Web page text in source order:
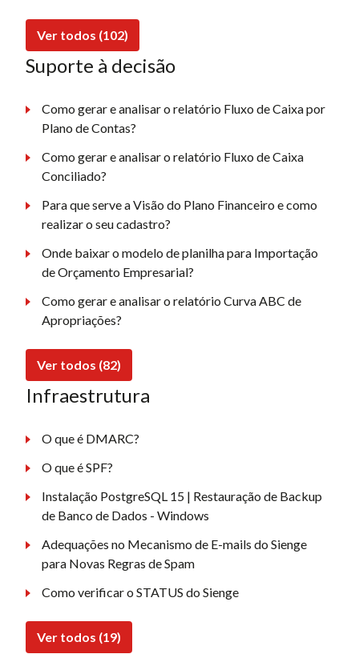
Ver todos (102)
Suporte à decisão
Como gerar e analisar o relatório Fluxo de Caixa por
Plano de Contas?
Como gerar e analisar o relatório Fluxo de Caixa
Conciliado?
Para que serve a Visão do Plano Financeiro e como
realizar o seu cadastro?
Onde baixar o modelo de planilha para Importação
de Orçamento Empresarial?
Como gerar e analisar o relatório Curva ABC de
Apropriações?
Ver todos (82)
Infraestrutura
O que é DMARC?
O que é SPF?
Instalação PostgreSQL 15 | Restauração de Backup
de Banco de Dados - Windows
Adequações no Mecanismo de E-mails do Sienge
para Novas Regras de Spam
Como verificar o STATUS do Sienge
Ver todos (19)